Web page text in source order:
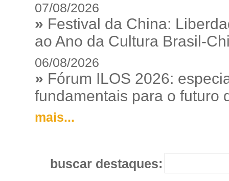
07/08/2026
» Festival da China:
ao Ano da Cultura Brasil-
06/08/2026
» Fórum ILOS 2026:
fundamentais para o futuro
mais...
buscar destaques: